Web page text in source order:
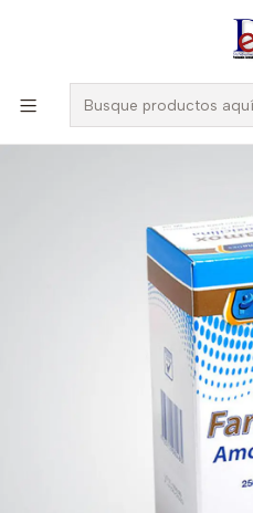
,
FARAMOX 250MG/5ML SUSP
TRIDEX -CUM 20048777-1 -